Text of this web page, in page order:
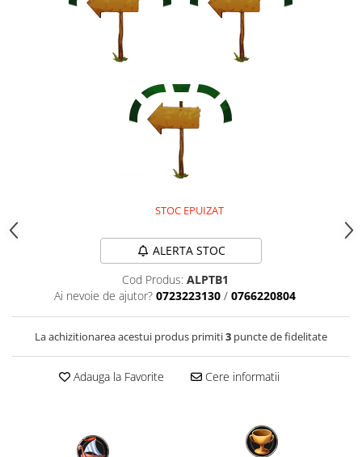
STOC EPUIZAT
ALERTA STOC
Cod Produs: ALPTB1
Ai nevoie de ajutor? 0723223130 / 0766220804
La achizitionarea acestui produs primiti3 puncte de fidelitate
Adauga la Favorite Cere informatii